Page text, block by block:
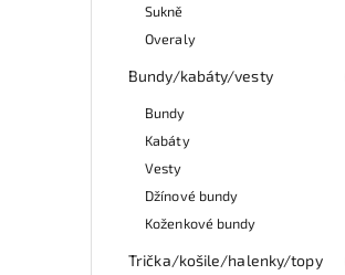
Sukně
Overaly
Bundy/kabáty/vesty
Bundy
Kabáty
Vesty
Džínové bundy
Koženkové bundy
Trička/košile/halenky/topy